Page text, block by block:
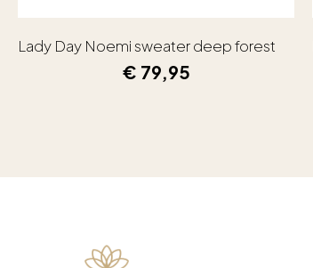
Lady Day Noemi sweater deep forest
€ 79,95